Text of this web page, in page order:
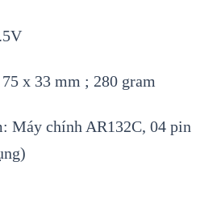
x 33 mm ; 280 gram
Máy chính AR132C, 04 pin